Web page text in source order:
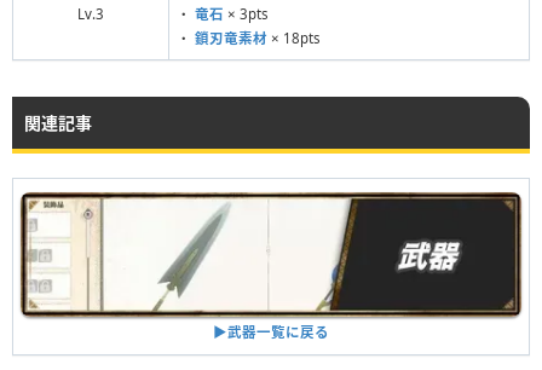
Lv.3
・ 竜石 × 3pts
・ 鎖刃竜素材 × 18pts
関連記事
▶︎武器一覧に戻る